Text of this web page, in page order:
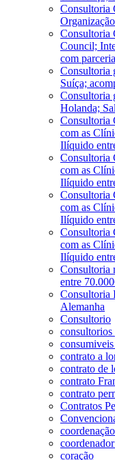
Consultoria
Consultoria
Council;
com
Consultoria
Suíça;
Consultoria
Holanda;
Consultoria
com as
Ilíquido
Consultoria
com as
Ilíquido
Consultoria
com as
Ilíquido
Consultoria
com as
Ilíquido
Consultoria
entre
Consultoria
Alemanha
Consultorio
consultorios
contrato a
contrato de
contrato
contrato
Contratos
coração